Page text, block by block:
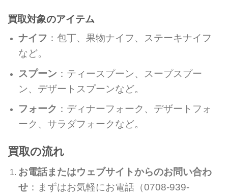
買取対象のアイテム
ナイフ ：包丁、果物ナイフ、ステーキナイフ
など。
スプーン ：ティースプーン、スープスプー
ン、デザートスプーンなど。
フォーク ：ディナーフォーク、デザートフォ
ーク、サラダフォークなど。
買取の流れ
お電話またはウェブサイトからのお問い合わ
せ：まずはお気軽にお電話（0708-939-